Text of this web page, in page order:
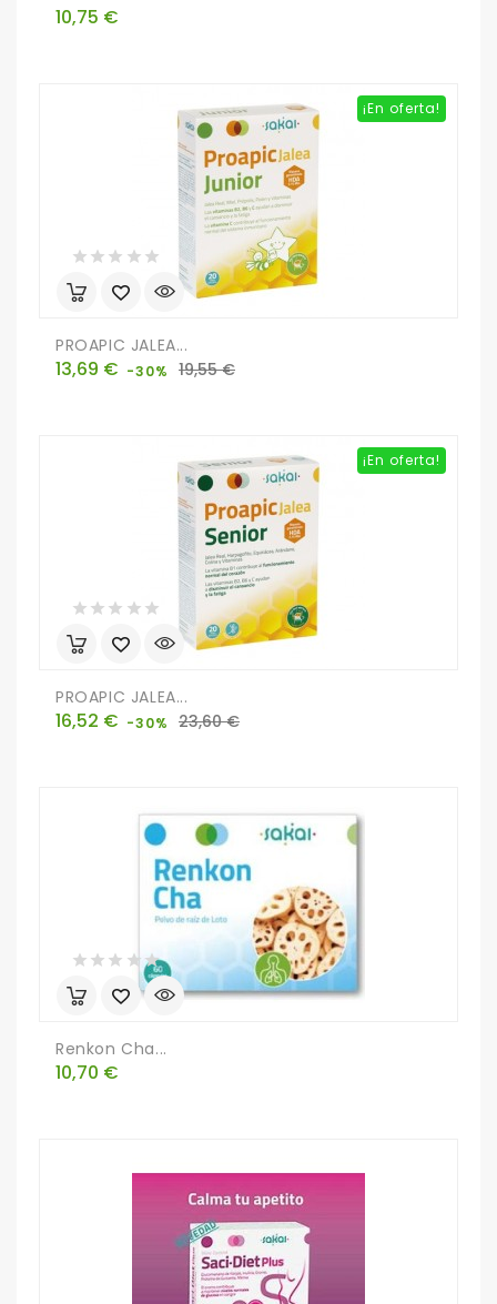
Precio
10,75 €
¡En oferta!
PROAPIC JALEA...
Precio
13,69 € -30%
Precio
19,55 €
¡En oferta!
PROAPIC JALEA...
Precio
16,52 € -30%
Precio
23,60 €
Renkon Cha...
Precio
10,70 €